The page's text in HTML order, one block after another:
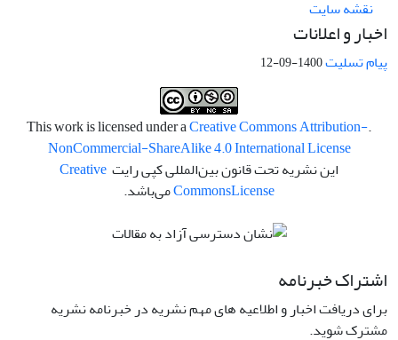
نقشه سایت
اخبار و اعلانات
پیام تسلیت1400-09-12
.This work is licensed under a
Creative Commons Attribution-
NonCommercial-ShareAlike 4.0 International License
این نشریه تحت قانون بین‌المللی کپی رایت Creative
CommonsLicense می‌باشد.
اشتراک خبرنامه
برای دریافت اخبار و اطلاعیه های مهم نشریه در خبرنامه نشریه
مشترک شوید.